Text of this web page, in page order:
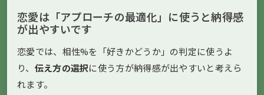
恋愛は「アプローチの最適化」に使うと納得感
が出やすいです
恋愛では、相性%を「好きかどうか」の判定に使うよ
り、 伝え方の選択に使う方が納得感が出やすいと考えら
れます。